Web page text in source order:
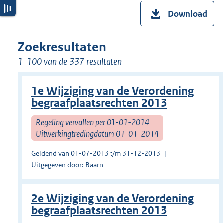
Download
Zoekresultaten
1-100 van de 337 resultaten
1e Wijziging van de Verordening
begraafplaatsrechten 2013
Regeling vervallen per 01-01-2014
Uitwerkingtredingdatum 01-01-2014
Geldend van 01-07-2013 t/m 31-12-2013
Uitgegeven door: Baarn
2e Wijziging van de Verordening
begraafplaatsrechten 2013